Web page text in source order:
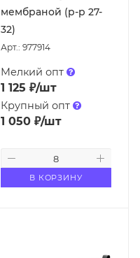
мембраной (р-р 27-
32)
Арт.: 977914
Мелкий опт
1 125 ₽/шт
Крупный опт
1 050₽/шт
В КОРЗИНУ